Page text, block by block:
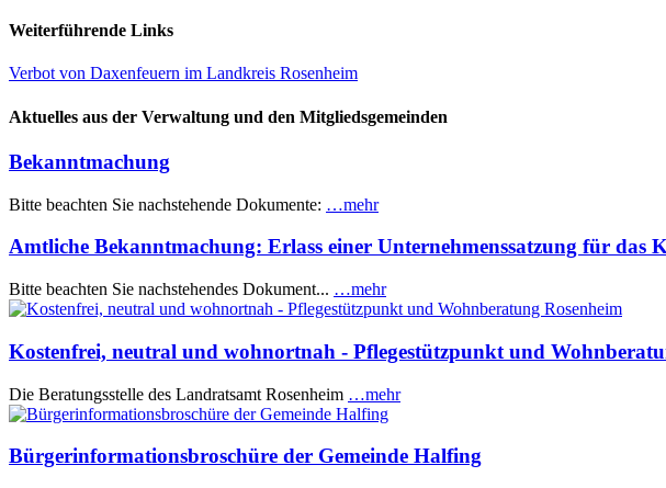
Weiterführende Links
Verbot von Daxenfeuern im Landkreis Rosenheim
Aktuelles aus der Verwaltung und den Mitgliedsgemeinden
Bekanntmachung
Bitte beachten Sie nachstehende Dokumente: …mehr
Amtliche Bekanntmachung: Erlass einer Unternehmenssatzung für das
Bitte beachten Sie nachstehendes Dokument... …mehr
Kostenfrei, neutral und wohnortnah - Pflegestützpunkt und
Die Beratungsstelle des Landratsamt Rosenheim …mehr
Bürgerinformationsbroschüre der Gemeinde Halfing